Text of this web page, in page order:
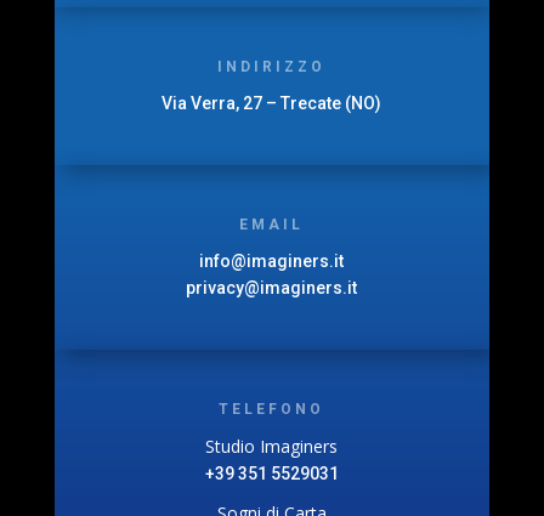
INDIRIZZO
Via Verra, 27 – Trecate (NO)
EMAIL
info@imaginers.it
privacy@imaginers.it
TELEFONO
Studio Imaginers
+39 351 5529031